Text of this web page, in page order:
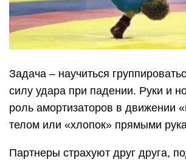
Задача – научиться
силу удара при падении. Руки и
роль амортизаторов в движении
телом или «хлопок» прямыми
Партнеры страхуют друг друга,